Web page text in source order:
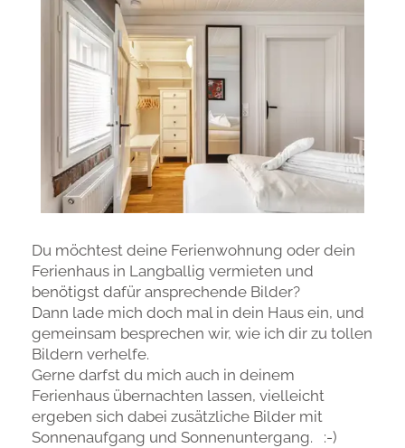
Du möchtest deine Ferienwohnung oder dein
Ferienhaus in Langballig vermieten und
benötigst dafür ansprechende Bilder?
Dann lade mich doch mal in dein Haus ein, und
gemeinsam besprechen wir, wie ich dir zu tollen
Bildern verhelfe.
Gerne darfst du mich auch in deinem
Ferienhaus übernachten lassen, vielleicht
ergeben sich dabei zusätzliche Bilder mit
Sonnenaufgang und Sonnenuntergang. :-)